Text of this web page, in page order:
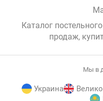
Каталог
продаж,
Мы в
Украина